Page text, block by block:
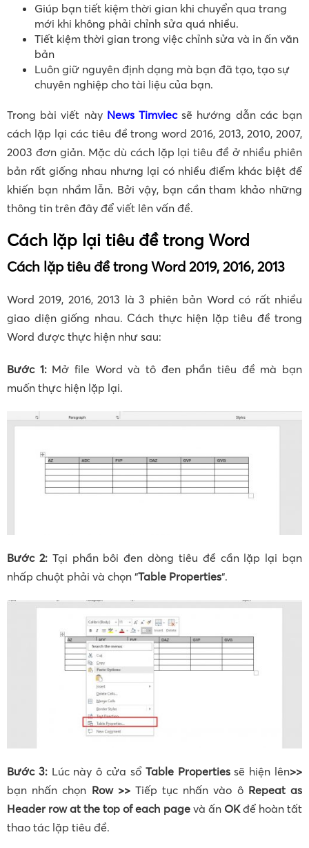
Giúp bạn tiết kiệm thời gian khi chuyển qua trang
mới khi không phải chỉnh sửa quá nhiều.
Tiết kiệm thời gian trong việc chỉnh sửa và in ấn văn
bản
Luôn giữ nguyên định dạng mà bạn đã tạo, tạo sự
chuyên nghiệp cho tài liệu của bạn.
Trong bài viết này News Timviecsẽ hướng dẫn các bạn
cách lặp lại các tiêu đề trong word 2016, 2013, 2010, 2007,
2003 đơn giản. Mặc dù cách lặp lại tiêu đề ở nhiều phiên
bản rất giống nhau nhưng lại có nhiều điểm khác biệt để
khiến bạn nhầm lẫn. Bởi vậy, bạn cần tham khảo những
thông tin trên đây để viết lên vấn đề.
Cách lặp lại tiêu đề trong Word
Cách lặp tiêu đề trong Word 2019, 2016, 2013
Word 2019, 2016, 2013 là 3 phiên bản Word có rất nhiều
giao diện giống nhau. Cách thực hiện lặp tiêu đề trong
Word được thực hiện như sau:
Bước 1: Mở file Word và tô đen phần tiêu đề mà bạn
muốn thực hiện lặp lại.
Bước 2: Tại phần bôi đen dòng tiêu đề cần lặp lại bạn
nhấp chuột phải và chọn “Table Properties“.
Bước 3: Lúc này ô cửa sổ Table Propertiessẽ hiện lên>>
bạn nhấn chọn Row >> Tiếp tục nhấn vào ô Repeat as
Header row at the top of each pagevà ấn OKđể hoàn tất
thao tác lặp tiêu đề.